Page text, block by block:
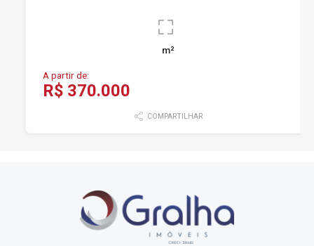
m²
A partir de:
R$ 370.000
COMPARTILHAR